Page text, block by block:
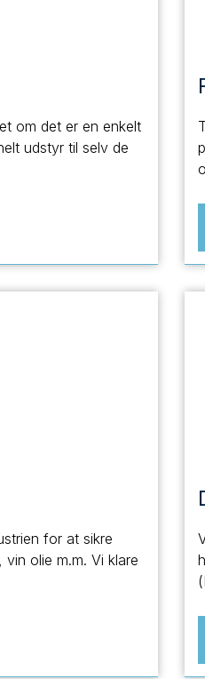
om det er en enkelt
udstyr til selv de
for at sikre
olie m.m. Vi klare